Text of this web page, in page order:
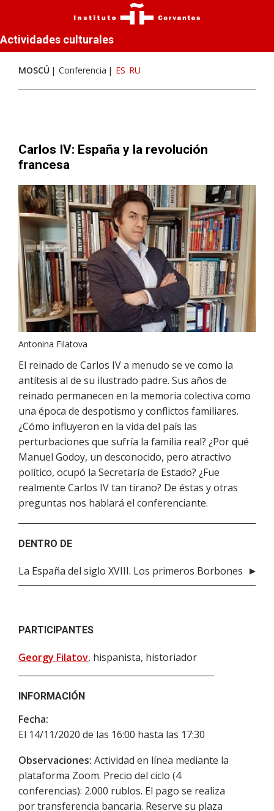
Actividades culturales
MOSCÚ Conferencia ES RU
Carlos IV: España y la revolución
francesa
Antonina Filatova
El reinado de Carlos IV a menudo se ve como la
antítesis al de su ilustrado padre. Sus años de
reinado permanecen en la memoria colectiva como
una época de despotismo y conflictos familiares.
¿Cómo influyeron en la vida del país las
perturbaciones que sufría la familia real? ¿Por qué
Manuel Godoy, un desconocido, pero atractivo
político, ocupó la Secretaría de Estado? ¿Fue
realmente Carlos IV tan tirano? De éstas y otras
preguntas nos hablará el conferenciante.
DENTRO DE
La España del siglo XVIII. Los primeros Borbones
PARTICIPANTES
Georgy Filatov, hispanista, historiador
INFORMACIÓN
Fecha:
El 14/11/2020 de las 16:00 hasta las 17:30
Observaciones: Actividad en línea mediante la
plataforma Zoom. Precio del ciclo (4
conferencias): 2.000 rublos. El pago se realiza
por transferencia bancaria. Reserve su plaza